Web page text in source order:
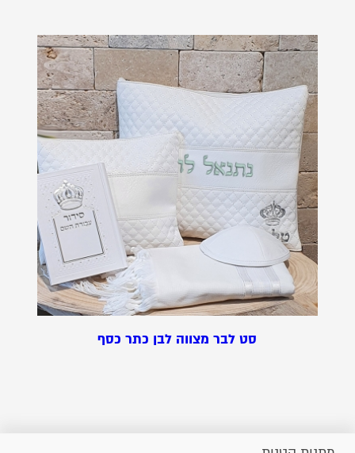
סט לבר מצווה לבן כתר כסף